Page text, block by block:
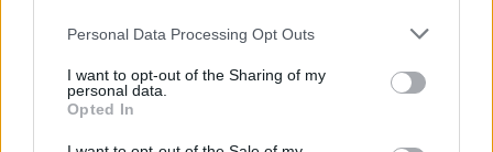
Personal Data Processing Opt Outs
I want to opt-out of the Sharing of my
personal data.
Opted In
Žiūrimiausi įrašai
00:00:30